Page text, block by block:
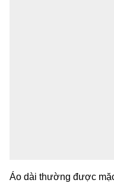
Áo dài thường được